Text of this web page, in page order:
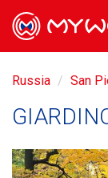
Russia San